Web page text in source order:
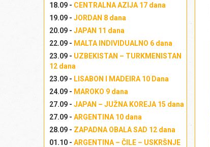
18.09 - CENTRALNA AZIJA 17 dana
19.09 - JORDAN 8 dana
20.09 - JAPAN 11 dana
22.09 - MALTA INDIVIDUALNO 6 dana
23.09 - UZBEKISTAN – TURKMENISTAN
12 dana
23.09 - LISABON I MADEIRA 10 Dana
24.09 - MAROKO 9 dana
27.09 - JAPAN – JUŽNA KOREJA 15 dana
27.09 - ARGENTINA 10 dana
28.09 - ZAPADNA OBALA SAD 12 dana
01.10 - ARGENTINA – ČILE – USKRŠNJE